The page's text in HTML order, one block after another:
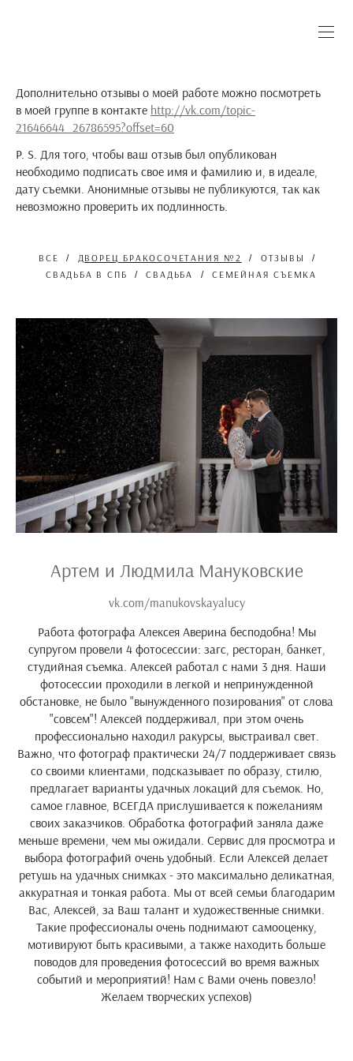
Дополнительно отзывы о моей работе можно посмотреть
в моей группе в контакте http://vk.com/topic-
21646644_26786595?offset=60
P. S. Для того, чтобы ваш отзыв был опубликован
необходимо подписать свое имя и фамилию и, в идеале,
дату съемки. Анонимные отзывы не публикуются, так как
невозможно проверить их подлинность.
ВСЕ ДВОРЕЦ БРАКОСОЧЕТАНИЯ №2
ОТЗЫВЫ
СВАДЬБА В СПБ
СВАДЬБА СЕМЕЙНАЯ СЪЕМКА
Артем и Людмила Мануковские
vk.com/manukovskayalucy
Работа фотографа Алексея Аверина бесподобна! Мы
супругом провели 4 фотосессии: загс, ресторан, банкет,
студийная съемка. Алексей работал с нами 3 дня. Наши
фотосессии проходили в легкой и непринужденной
обстановке, не было "вынужденного позирования" от слова
"совсем"! Алексей поддерживал, при этом очень
профессионально находил ракурсы, выстраивал свет.
Важно, что фотограф практически 24/7 поддерживает связь
со своими клиентами, подсказывает по образу, стилю,
предлагает варианты удачных локаций для съемок. Но,
самое главное, ВСЕГДА прислушивается к пожеланиям
своих заказчиков. Обработка фотографий заняла даже
меньше времени, чем мы ожидали. Сервис для просмотра и
выбора фотографий очень удобный. Если Алексей делает
ретушь на удачных снимках - это максимально деликатная,
аккуратная и тонкая работа. Мы от всей семьи благодарим
Вас, Алексей, за Ваш талант и художественные снимки.
Такие профессионалы очень поднимают самооценку,
мотивируют быть красивыми, а также находить больше
поводов для проведения фотосессий во время важных
событий и мероприятий! Нам с Вами очень повезло!
Желаем творческих успехов)